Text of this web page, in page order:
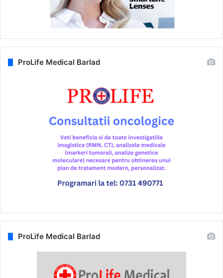
ProLife Medical Barlad
ProLife Medical Barlad